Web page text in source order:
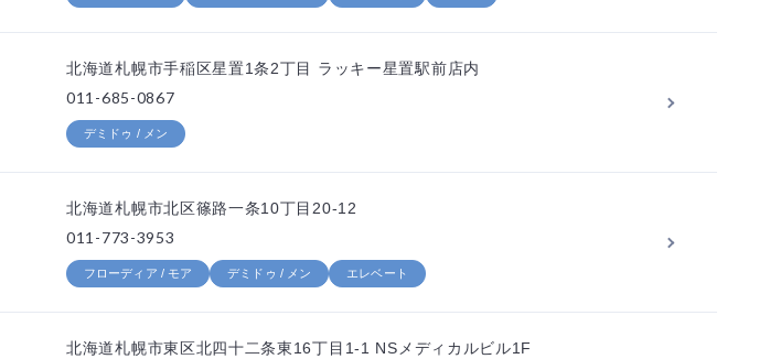
北海道札幌市手稲区星置1条2丁目 ラッキー星置駅前店内
011-685-0867
デミドゥ / メン
北海道札幌市北区篠路一条10丁目20-12
011-773-3953
フローディア / モア デミドゥ / メン エレベート
北海道札幌市東区北四十二条東16丁目1-1 NSメディカルビル1F